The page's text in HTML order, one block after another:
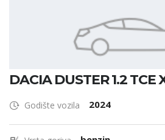
DACIA DUSTER 1.2 TCE
Godište vozila 2024